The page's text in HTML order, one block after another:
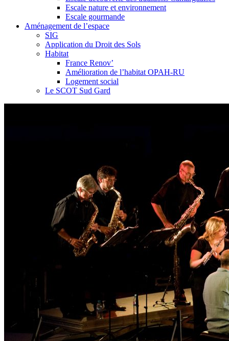
Escale nature et environnement
Escale gourmande
Aménagement de l’espace
SIG
Application du Droit des Sols
Habitat
France Renov’
Amélioration de l’habitat OPAH-RU
Logement social
Le SCOT Sud Gard